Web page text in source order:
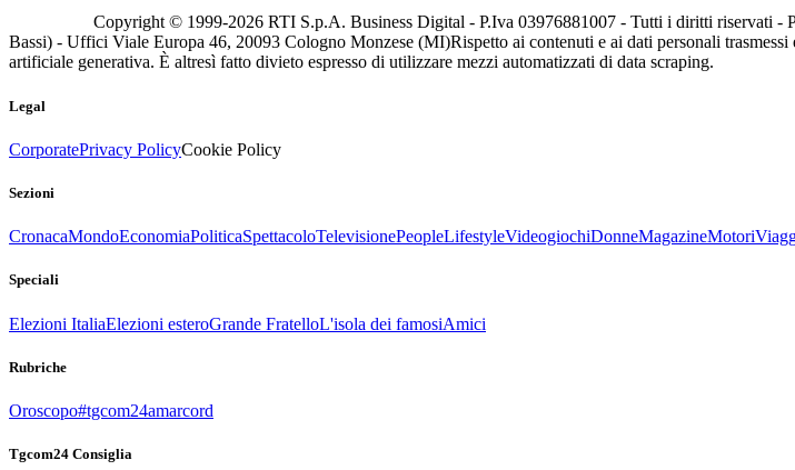
Copyright © 1999-2026 RTI S.p.A. Business Digital - P.Iva 03976881007 - Tutti i diritti riservati -
Bassi) - Uffici Viale Europa 46, 20093 Cologno Monzese (MI)Rispetto ai contenuti e ai dati personali
artificiale generativa. È altresì fatto divieto espresso di utilizzare mezzi automatizzati di data scraping.
Legal
CorporatePrivacy PolicyCookie Policy
Sezioni
CronacaMondoEconomiaPoliticaSpettacoloTelevisionePeopleLifestyleVideogiochiDonneMagazineMotori
Speciali
Elezioni ItaliaElezioni esteroGrande FratelloL'isola dei famosiAmici
Rubriche
Oroscopo#tgcom24amarcord
Tgcom24 Consiglia